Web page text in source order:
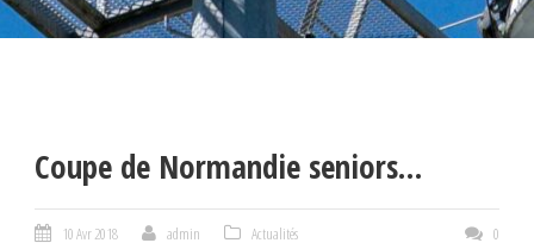
Coupe de Normandie seniors…
10 Avr 2018 admin Actualités 0